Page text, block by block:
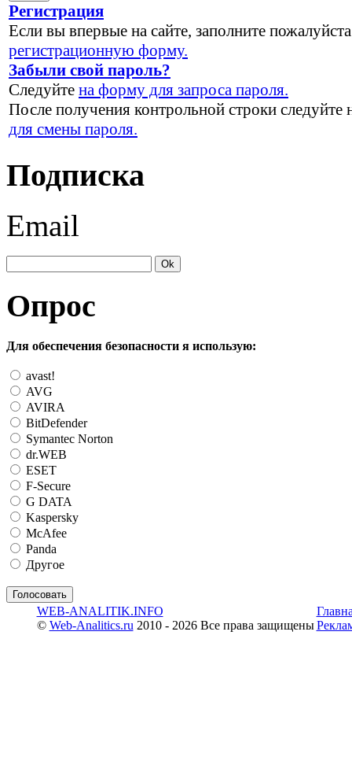
Регистрация
Если вы впервые на сайте, заполните пожалуйста
регистрационную форму.
Забыли свой пароль?
Следуйте на форму для запроса пароля.
После получения контрольной строки следуйте
для смены пароля.
Подписка
Email
Опрос
Для обеспечения безопасности я использую:
avast!
AVG
AVIRA
BitDefender
Symantec Norton
dr.WEB
ESET
F-Secure
G DATA
Kaspersky
McAfee
Panda
Другое
WEB-ANALITIK.INFO
© Web-Analitics.ru 2010 - 2026 Все права защищены